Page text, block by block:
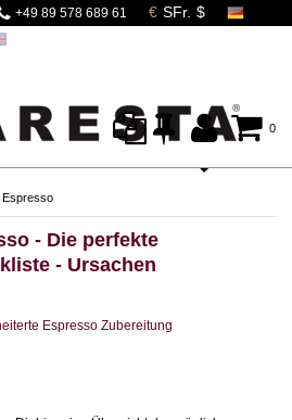
+49 89 578 689 61
0
Espresso
- Die perfekte
- Ursachen
Espresso Zubereitung